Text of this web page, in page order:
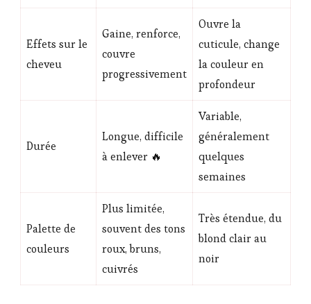
Effets sur le
cheveu
Gaine, renforce,
couvre
progressivement
Ouvre la
cuticule, change
la couleur en
profondeur
Durée
Longue, difficile
à enlever 🔥
Variable,
généralement
quelques
semaines
Palette de
couleurs
Plus limitée,
souvent des tons
roux, bruns,
cuivrés
Très étendue, du
blond clair au
noir